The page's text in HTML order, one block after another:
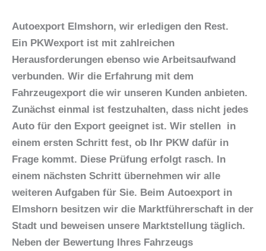
Autoexport Elmshorn, wir erledigen den Rest.
Ein PKWexport ist mit zahlreichen
Herausforderungen ebenso wie Arbeitsaufwand
verbunden. Wir die Erfahrung mit dem
Fahrzeugexport die wir unseren Kunden anbieten.
Zunächst einmal ist festzuhalten, dass nicht jedes
Auto für den Export geeignet ist. Wir stellen in
einem ersten Schritt fest, ob Ihr PKW dafür in
Frage kommt. Diese Prüfung erfolgt rasch. In
einem nächsten Schritt übernehmen wir alle
weiteren Aufgaben für Sie. Beim Autoexport in
Elmshorn besitzen wir die Marktführerschaft in der
Stadt und beweisen unsere Marktstellung täglich.
Neben der Bewertung Ihres Fahrzeugs